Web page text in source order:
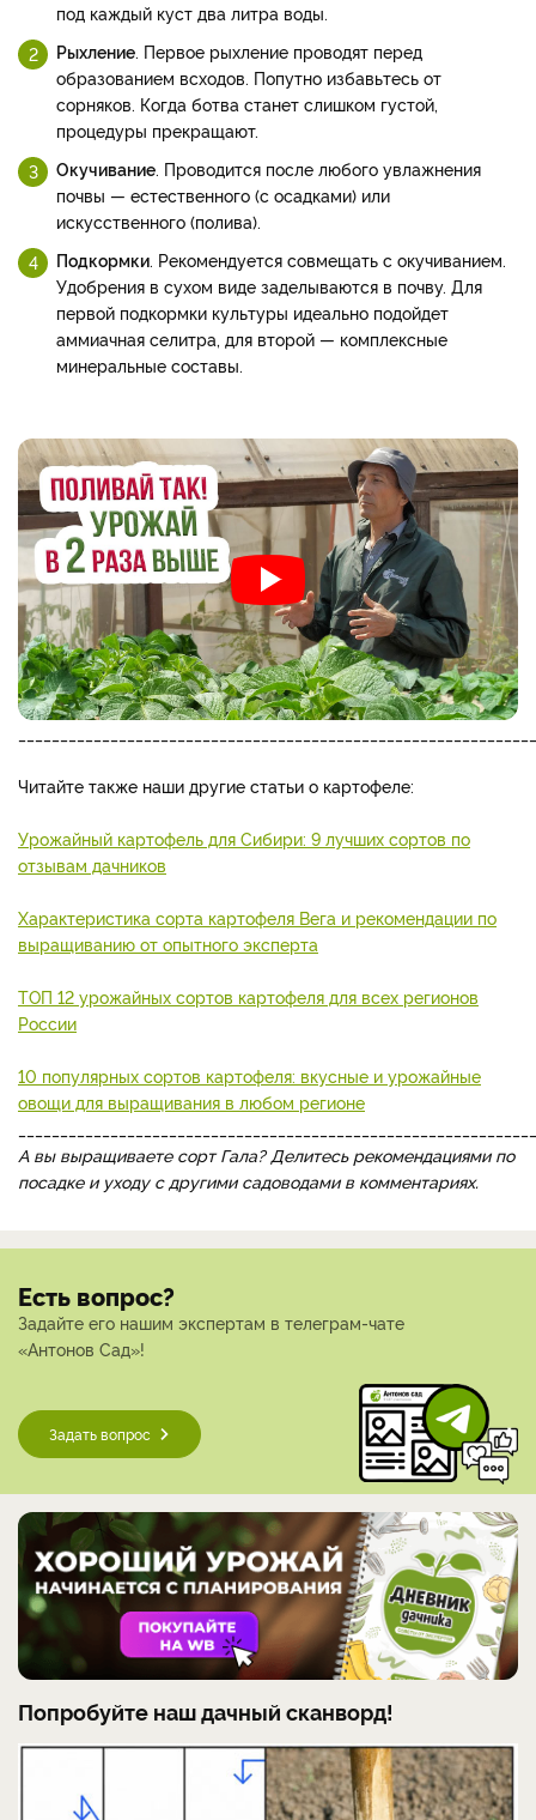
под каждый куст два литра воды.
Рыхление. Первое рыхление проводят перед
образованием всходов. Попутно избавьтесь от
сорняков. Когда ботва станет слишком густой,
процедуры прекращают.
Окучивание. Проводится после любого увлажнения
почвы — естественного (с осадками) или
искусственного (полива).
Подкормки. Рекомендуется совмещать с окучиванием.
Удобрения в сухом виде заделываются в почву. Для
первой подкормки культуры идеально подойдет
аммиачная селитра, для второй — комплексные
минеральные составы.
Читайте также наши другие статьи о картофеле:
Урожайный картофель для Сибири: 9 лучших сортов по
отзывам дачников
Характеристика сорта картофеля Вега и рекомендации по
выращиванию от опытного эксперта
ТОП 12 урожайных сортов картофеля для всех регионов
России
10 популярных сортов картофеля: вкусные и урожайные
овощи для выращивания в любом регионе
А вы выращиваете сорт Гала? Делитесь рекомендациями по
посадке и уходу с другими садоводами в комментариях.
Есть вопрос?
Задайте его нашим экспертам в телеграм-чате
«Антонов Сад»!
Задать вопрос
Попробуйте наш дачный сканворд!